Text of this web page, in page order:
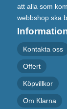
att alla som
webbshop ska
Kontakta oss
Offert
Köpvillkor
Om Klarna